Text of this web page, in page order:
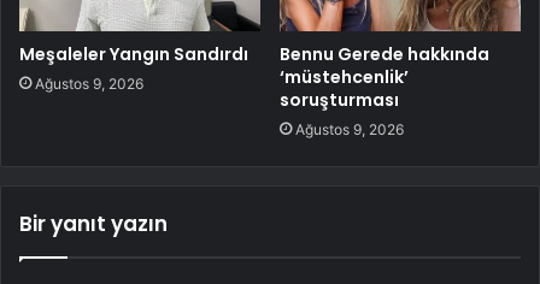
Meşaleler Yangın Sandırdı
Ağustos 9, 2026
Bennu Gerede hakkında
‘müstehcenlik’
soruşturması
Ağustos 9, 2026
Bir yanıt yazın